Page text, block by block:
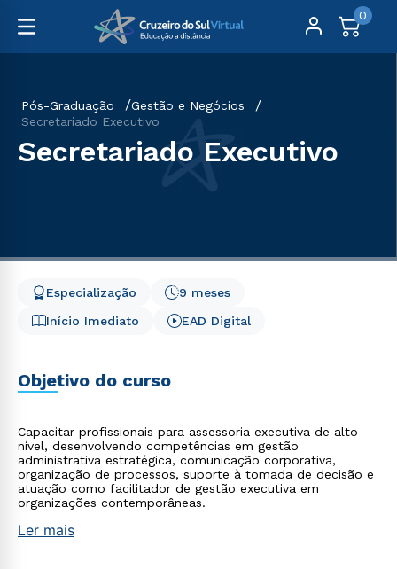
0
Pós-Graduação
Gestão e Negócios
Secretariado Executivo
Secretariado Executivo
Início Imediato
9 meses
Especialização
EAD Digital
Objetivo do curso
Capacitar profissionais para assessoria executiva de alto
nível, desenvolvendo competências em gestão
administrativa estratégica, comunicação corporativa,
organização de processos, suporte à tomada de decisão e
atuação como facilitador de gestão executiva em
organizações contemporâneas.
Ler mais